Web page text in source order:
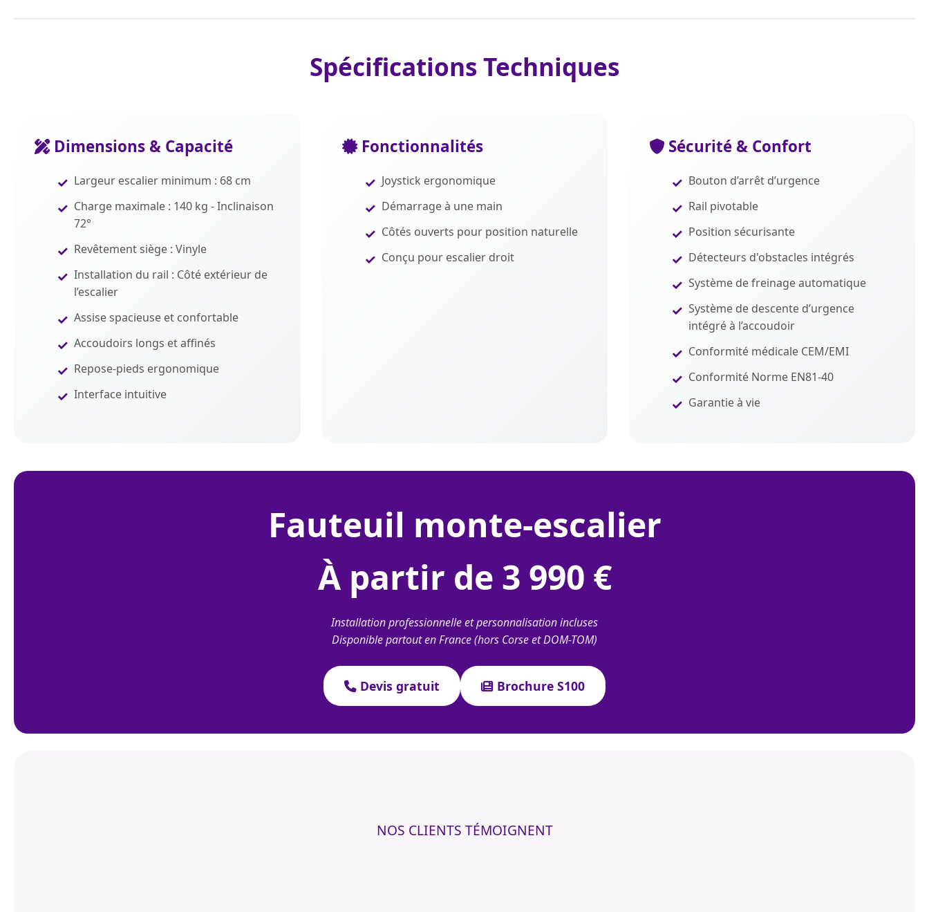
Spécifications Techniques
Dimensions & Capacité
Largeur escalier minimum : 68 cm
Charge maximale : 140 kg - Inclinaison
72°
Revêtement siège : Vinyle
Installation du rail : Côté extérieur de
l’escalier
Assise spacieuse et confortable
Accoudoirs longs et affinés
Repose-pieds ergonomique
Interface intuitive
Fonctionnalités
Joystick ergonomique
Démarrage à une main
Côtés ouverts pour position naturelle
Conçu pour escalier droit
Sécurité & Confort
Bouton d’arrêt d’urgence
Rail pivotable
Position sécurisante
Détecteurs d'obstacles intégrés
Système de freinage automatique
Système de descente d’urgence
intégré à l’accoudoir
Conformité médicale CEM/EMI
Conformité Norme EN81-40
Garantie à vie
fauteuil monte-escalier
À partir de 3 990 €
Installation professionnelle et personnalisation incluses
Disponible partout en France (hors Corse et DOM-TOM)
Devis gratuit Brochure S100
NOS CLIENTS TÉMOIGNENT